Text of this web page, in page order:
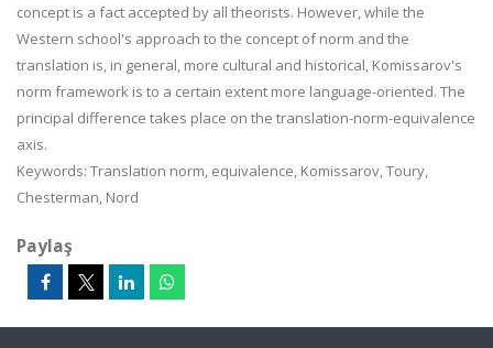
concept is a fact accepted by all theorists. However, while the
Western school's approach to the concept of norm and the
translation is, in general, more cultural and historical, Komissarov's
norm framework is to a certain extent more language-oriented. The
principal difference takes place on the translation-norm-equivalence
axis.
Keywords: Translation norm, equivalence, Komissarov, Toury,
Chesterman, Nord
Paylaş